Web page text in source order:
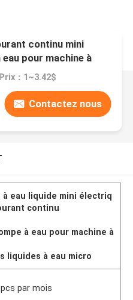
continu mini
pour machine à
Prix：1~3.42$
Contactez nous
à eau liquide mini électriq
continu
à eau pour machine à
liquides à eau micro
par mois